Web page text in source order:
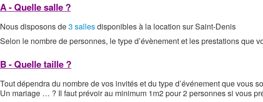
A - Quelle salle ?
Nous disposons de3 sallesdisponibles à la location sur Saint-Denis
Selon le nombre de personnes, le type d’évènement et les prestations que
B - Quelle taille ?
Tout dépendra du nombre de vos invités et du type d’événement que vous
Un mariage … ? Il faut prévoir au minimum 1m2 pour 2 personnes si vous